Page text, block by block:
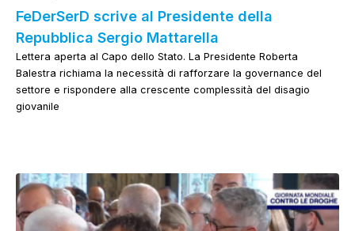
FeDerSerD scrive al Presidente della
Repubblica Sergio Mattarella
Lettera aperta al Capo dello Stato. La Presidente Roberta
Balestra richiama la necessità di rafforzare la governance del
settore e rispondere alla crescente complessità del disagio
giovanile